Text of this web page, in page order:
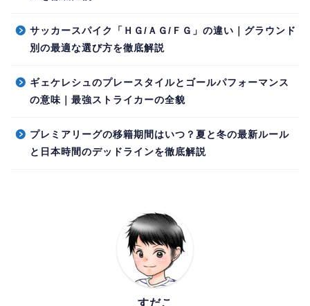
サッカースパイク「ＨＧ/ＡＧ/ＦＧ」の違い｜グラウンド
別の最適な選び方を徹底解説
ギェケレシュのプレースタイルとゴールパフォーマンス
の意味｜最強ストライカーの全貌
プレミアリーグの移籍期間はいつ？夏と冬の最新ルール
と日本時間のデッドラインを徹底解説
すだこ